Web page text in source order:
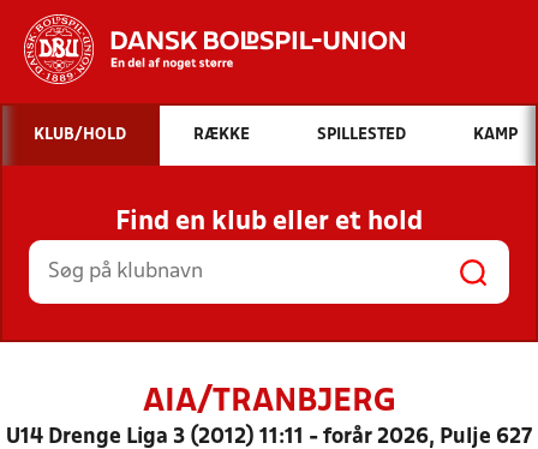
Hvad vil du søge efter?
INDHOLD OG NYHEDER
STILLINGER, RESULTATER, KLUBBER OG
HOLD
KLUB/HOLD RÆKKE SPILLESTED KAMP
Find en klub eller et hold
AIA/TRANBJERG
U14 Drenge Liga 3 (2012) 11:11 - forår 2026, Pulje 627